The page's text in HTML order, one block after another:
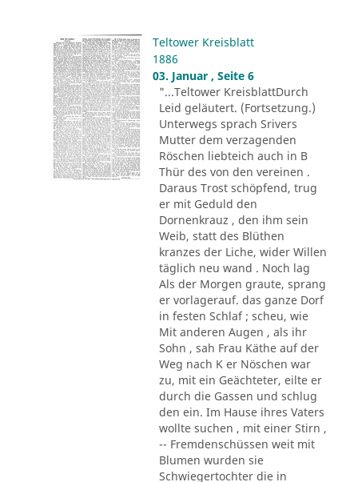
Teltower Kreisblatt
1886
03. Januar , Seite 6
"...Teltower KreisblattDurch
Leid geläutert. (Fortsetzung.)
Unterwegs sprach Srivers
Mutter dem verzagenden
Röschen liebteich auch in B
Thür des von den vereinen .
Daraus Trost schöpfend, trug
er mit Geduld den
Dornenkrauz , den ihm sein
Weib, statt des Blüthen
kranzes der Liche, wider Willen
täglich neu wand . Noch lag
Als der Morgen graute, sprang
er vorlagerauf. das ganze Dorf
in festen Schlaf ; scheu, wie
Mit anderen Augen , als ihr
Sohn , sah Frau Käthe auf der
Weg nach K er Nöschen war
zu, mit ein Geächteter, eilte er
durch die Gassen und schlug
den ein. Im Hause ihres Vaters
wollte suchen , mit einer Stirn ,
-- Fremdenschüssen weit mit
Blumen wurden sie
Schwiegertochter die in